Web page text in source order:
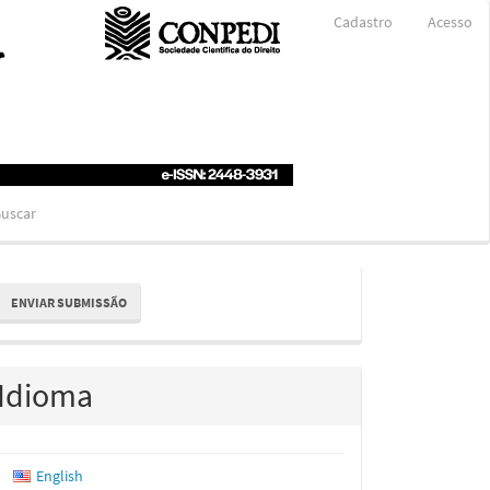
Cadastro Acesso
ENVIAR SUBMISSÃO
Idioma
English